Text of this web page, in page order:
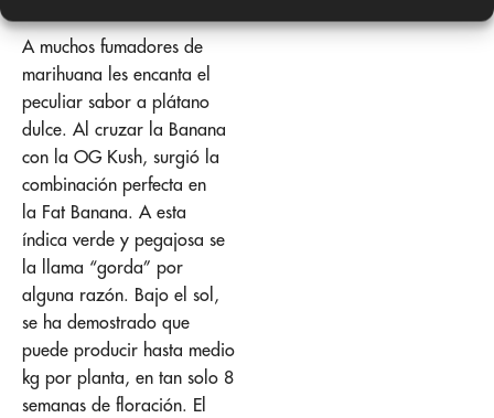
A muchos fumadores de
marihuana les encanta el
peculiar sabor a plátano
dulce. Al cruzar la Banana
con la OG Kush, surgió la
combinación perfecta en
la Fat Banana. A esta
índica verde y pegajosa se
la llama “gorda” por
alguna razón. Bajo el sol,
se ha demostrado que
puede producir hasta medio
kg por planta, en tan solo 8
semanas de floración. El